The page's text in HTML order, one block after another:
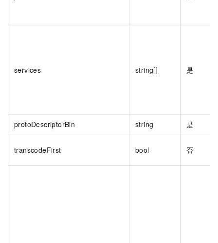
services string[] 是
protoDescriptorBin string 是
transcodeFirst bool 否